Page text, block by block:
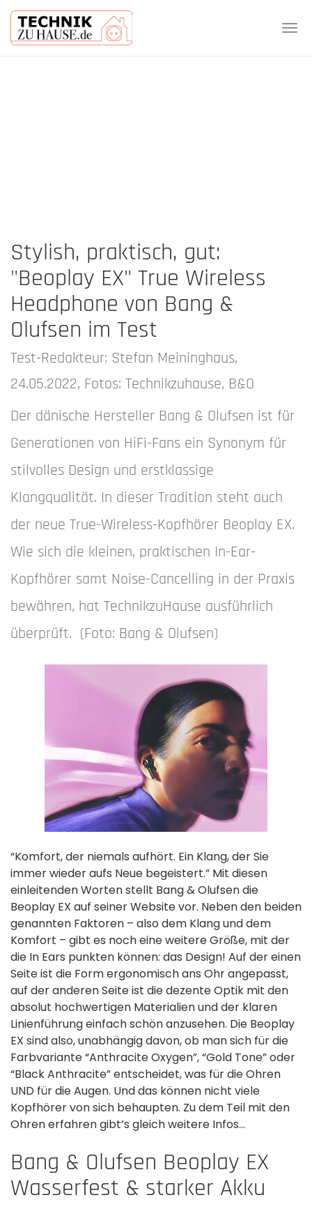
Stylish, praktisch, gut:
"Beoplay EX" True Wireless
Headphone von Bang &
Olufsen im Test
Test-Redakteur: Stefan Meininghaus,
24.05.2022, Fotos: Technikzuhause, B&O
Der dänische Hersteller Bang & Olufsen ist für
Generationen von HiFi-Fans ein Synonym für
stilvolles Design und erstklassige
Klangqualität. In dieser Tradition steht auch
der neue True-Wireless-Kopfhörer Beoplay EX.
Wie sich die kleinen, praktischen In-Ear-
Kopfhörer samt Noise-Cancelling in der Praxis
bewähren, hat TechnikzuHause ausführlich
überprüft. (Foto: Bang & Olufsen)
“Komfort, der niemals aufhört. Ein Klang, der Sie
immer wieder aufs Neue begeistert.” Mit diesen
einleitenden Worten stellt Bang & Olufsen die
Beoplay EX auf seiner Website vor. Neben den beiden
genannten Faktoren – also dem Klang und dem
Komfort – gibt es noch eine weitere Größe, mit der
die In Ears punkten können: das Design! Auf der einen
Seite ist die Form ergonomisch ans Ohr angepasst,
auf der anderen Seite ist die dezente Optik mit den
absolut hochwertigen Materialien und der klaren
Linienführung einfach schön anzusehen. Die Beoplay
EX sind also, unabhängig davon, ob man sich für die
Farbvariante “Anthracite Oxygen”, “Gold Tone” oder
“Black Anthracite” entscheidet, was für die Ohren
UND für die Augen. Und das können nicht viele
Kopfhörer von sich behaupten. Zu dem Teil mit den
Ohren erfahren gibt’s gleich weitere Infos...
Bang & Olufsen Beoplay EX
Wasserfest & starker Akku